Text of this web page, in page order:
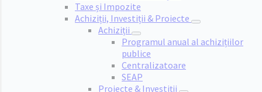
Taxe și Impozite
Achiziții, Investiții & Proiecte
Achiziții
Programul anual al achizițiilor
publice
Centralizatoare
SEAP
Proiecte & Investiții